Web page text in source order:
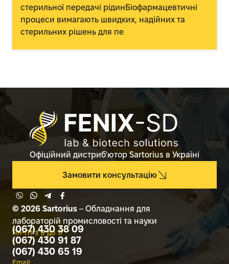
стерильної передачі рідинБіофармацевтичні
процеси вимагають швидких, надійних та
стерильних рішень для пе
Офіційний дистриб'ютор Sartorius в Україні
© 2026 Sartorius – Обладнання для
лабораторій промисловості та науки
Замовити консультацію
Пн-Пт з 9 до 17
(067) 430 38 09
(067) 430 91 87
(067) 430 65 19